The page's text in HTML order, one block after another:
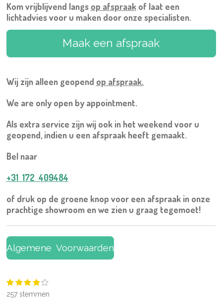
Kom vrijblijvend langs op afspraakof laat een
lichtadvies voor u maken door onze specialisten.
Maak een afspraak
Wij zijn alleen geopend op afspraak.
We are only open by appointment.
Als extra service zijn wij ook in het weekend voor u
geopend, indien u een afspraak heeft gemaakt.
Bel naar
+31 172 409484
of druk op de groene knop voor een afspraak in onze
prachtige showroom en we zien u graag tegemoet!
Algemene Voorwaarden
R
a
1
t
2
t
3
s
t
4
t
5
t
S
e
257 stemmen